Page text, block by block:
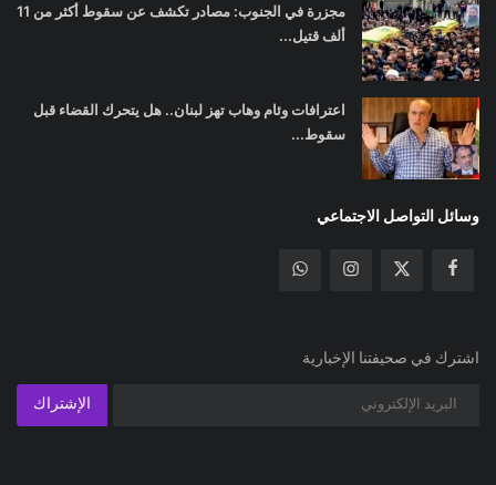
مجزرة في الجنوب: مصادر تكشف عن سقوط أكثر من 11
ألف قتيل...
اعترافات وئام وهاب تهز لبنان.. هل يتحرك القضاء قبل
سقوط...
وسائل التواصل الاجتماعي
اشترك في صحيفتنا الإخبارية
الإشتراك